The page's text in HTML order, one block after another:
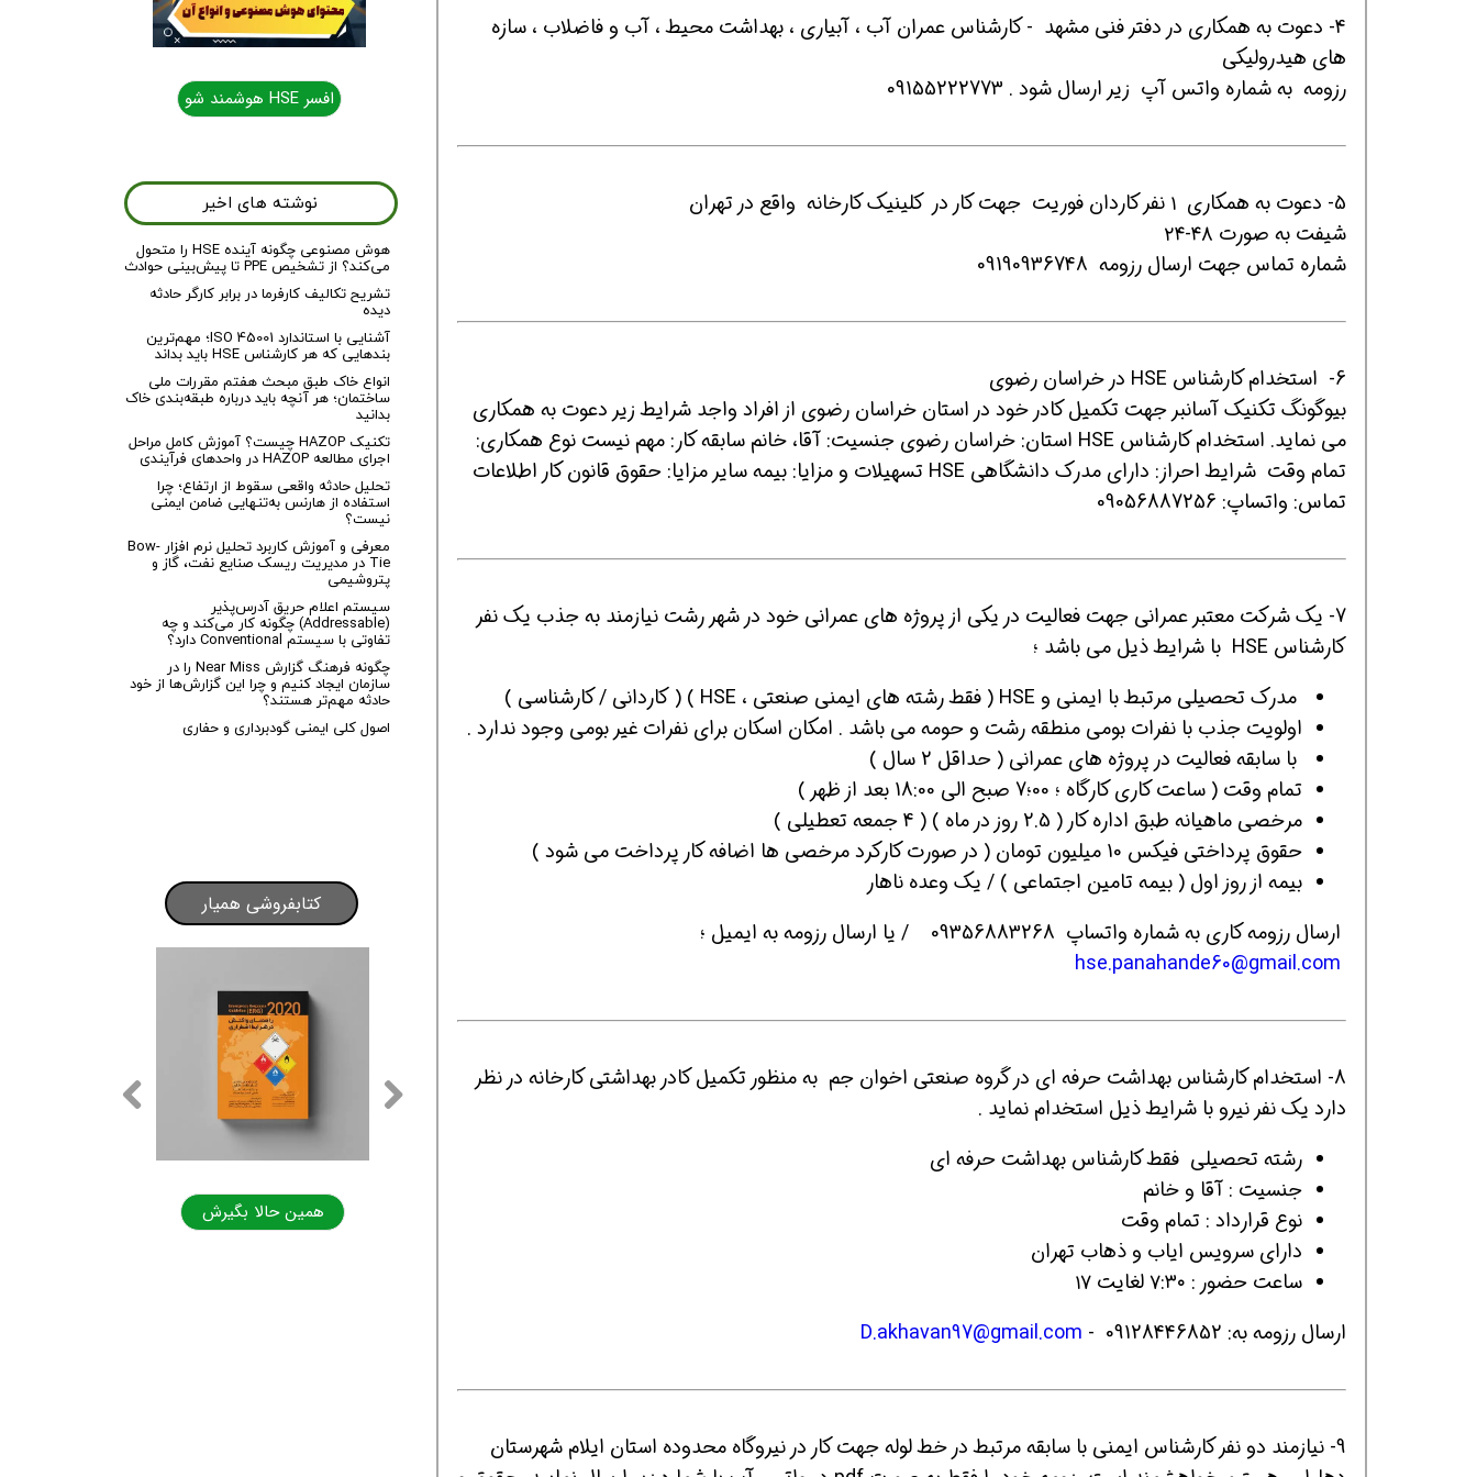
4- دعوت به همکاری در دفتر فنی مشهد - کارشناس عمران آب ، آبیاری ، بهداشت محیط ، آب و فاضلاب ، سازه
های هیدرولیکی
رزومه به شماره واتس آپ زیر ارسال شود . 09155222773
5- دعوت به همکاری ۱ نفر کاردان فوریت جهت کار در کلینیک کارخانه واقع در تهران
شیفت به صورت ۴۸-۲۴
شماره تماس جهت ارسال رزومه 09190936748
6- استخدام کارشناس HSE در خراسان رضوی
بیوگونگ تکنیک آسانبر جهت تکمیل کادر خود در استان خراسان رضوی از افراد واجد شرایط زیر دعوت به همکاری
می نماید. استخدام کارشناس HSE استان: خراسان رضوی جنسیت: آقا، خانم سابقه کار: مهم نیست نوع همکاری:
تمام وقت شرایط احراز: دارای مدرک دانشگاهی HSE تسهیلات و مزایا: بیمه سایر مزایا: حقوق قانون کار اطلاعات
تماس: واتساپ: 09056887256
7- یک شرکت معتبر عمرانی جهت فعالیت در یکی از پروژه های عمرانی خود در شهر رشت نیازمند به جذب یک نفر
کارشناس HSE با شرایط ذیل می باشد ؛
مدرک تحصیلی مرتبط با ایمنی و HSE ( فقط رشته های ایمنی صنعتی ، HSE ) ( کاردانی / کارشناسی )
اولویت جذب با نفرات بومی منطقه رشت و حومه می باشد . امکان اسکان برای نفرات غیر بومی وجود ندارد .
با سابقه فعالیت در پروژه های عمرانی ( حداقل 2 سال )
تمام وقت ( ساعت کاری کارگاه ؛ 00؛7 صبح الی 18:00 بعد از ظهر )
مرخصی ماهیانه طبق اداره کار ( 2.5 روز در ماه ) ( 4 جمعه تعطیلی )
حقوق پرداختی فیکس 10 میلیون تومان ( در صورت کارکرد مرخصی ها اضافه کار پرداخت می شود )
بیمه از روز اول ( بیمه تامین اجتماعی ) / یک وعده ناهار
ارسال رزومه کاری به شماره واتساپ 09356883268 / یا ارسال رزومه به ایمیل ؛
8- استخدام کارشناس بهداشت حرفه ای در گروه صنعتی اخوان جم به منظور تکمیل کادر بهداشتی کارخانه در نظر
دارد یک نفر نیرو با شرایط ذیل استخدام نماید .
رشته تحصیلی فقط کارشناس بهداشت حرفه ای
جنسیت : آقا و خانم
نوع قرارداد : تمام وقت
دارای سرویس ایاب و ذهاب تهران
ساعت حضور : ۷:۳۰ لغایت ۱۷
ارسال رزومه به: 09128446852 -
D.akhavan97@gmail.com
9- نیازمند دو نفر کارشناس ایمنی با سابقه مرتبط در خط لوله جهت کار در نیروگاه محدوده استان ایلام شهرستان
هوش مصنوعی چگونه آینده HSE را متحول
می‌کند؟ از تشخیص PPE تا پیش‌بینی حوادث
تشریح تکالیف کارفرما در برابر کارگر حادثه
دیده
آشنایی با استاندارد ISO 45001؛ مهم‌ترین
بندهایی که هر کارشناس HSE باید بداند
انواع خاک طبق مبحث هفتم مقررات ملی
ساختمان؛ هر آنچه باید درباره طبقه‌بندی خاک
بدانید
تکنیک HAZOP چیست؟ آموزش کامل مراحل
اجرای مطالعه HAZOP در واحدهای فرآیندی
تحلیل حادثه واقعی سقوط از ارتفاع؛ چرا
استفاده از هارنس به‌تنهایی ضامن ایمنی
نیست؟
معرفی و آموزش کاربرد تحلیل نرم افزار Bow-
Tie در مدیریت ریسک صنایع نفت، گاز و
پتروشیمی
سیستم اعلام حریق آدرس‌پذیر
(Addressable) چگونه کار می‌کند و چه
تفاوتی با سیستم Conventional دارد؟
چگونه فرهنگ گزارش Near Miss را در
سازمان ایجاد کنیم و چرا این گزارش‌ها از خود
حادثه مهم‌تر هستند؟
اصول کلی ایمنی گودبرداری و حفاری
نوشته های اخیر
کتابفروشی همیار
همین حالا بگیرش همین حالا بگیرش
افسر HSE هوشمند شو افسر HSE هوشمند شو افسر HSE هوشمند شو